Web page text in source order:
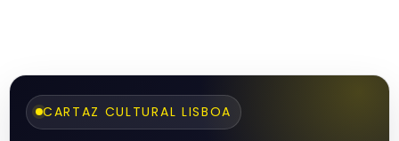
CARTAZ CULTURAL LISBOA